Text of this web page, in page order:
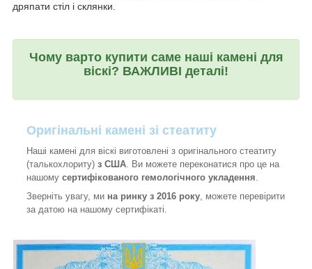
дряпати стіл і склянки.
Чому варто купити саме наші камені для
віскі? ВАЖЛИВІ деталі!
Оригінальні камені зі стеатиту
Наші камені для віскі виготовлені з оригінального стеатиту
(талькохлориту) з США . Ви можете переконатися про це на
нашому сертифікованого гемологічного укладення
Зверніть увагу, ми на ринку з 2016 року , можете перевірити
за датою на нашому сертифікаті.